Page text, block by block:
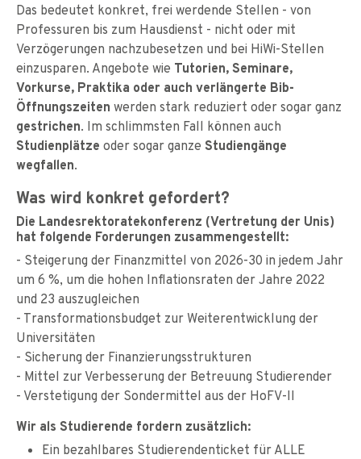
Das bedeutet konkret, frei werdende Stellen - von
Professuren bis zum Hausdienst - nicht oder mit
Verzögerungen nachzubesetzen und bei HiWi-Stellen
einzusparen. Angebote wie Tutorien, Seminare,
Vorkurse, Praktika oder auch verlängerte Bib-
Öffnungszeiten werden stark reduziert oder sogar ganz
gestrichen. Im schlimmsten Fall können auch
Studienplätze oder sogar ganze Studiengänge
wegfallen.
Was wird konkret gefordert?
Die Landesrektoratekonferenz (Vertretung der Unis)
hat folgende Forderungen zusammengestellt:
- Steigerung der Finanzmittel von 2026-30 in jedem Jahr
um 6 %, um die hohen Inflationsraten der Jahre 2022
und 23 auszugleichen
- Transformationsbudget zur Weiterentwicklung der
Universitäten
- Sicherung der Finanzierungsstrukturen
- Mittel zur Verbesserung der Betreuung Studierender
- Verstetigung der Sondermittel aus der HoFV-II
Wir als Studierende fordern zusätzlich:
Ein bezahlbares Studierendenticket für ALLE